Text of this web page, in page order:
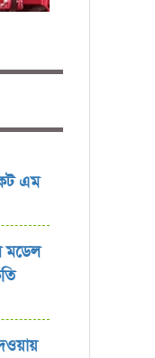
এম
মডেল